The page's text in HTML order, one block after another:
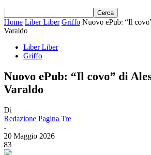
Home Liber Liber Griffo Nuovo ePub: “Il
Varaldo
Liber Liber
Griffo
Nuovo ePub: “Il covo” di
Varaldo
Di
Redazione Pagina Tre
-
20 Maggio 2026
83